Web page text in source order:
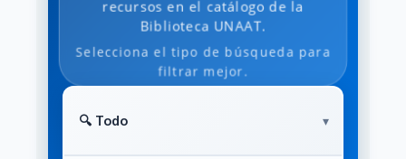
recursos en el catálogo de la
Biblioteca UNAAT.
Selecciona el tipo de búsqueda para
filtrar mejor.